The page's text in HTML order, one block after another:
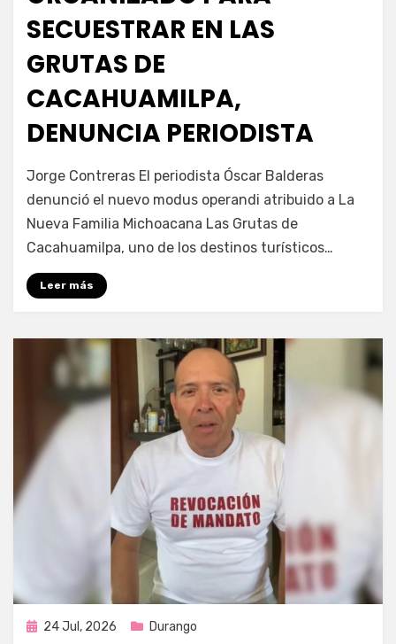
SECUESTRAR EN LAS
GRUTAS DE
CACAHUAMILPA,
DENUNCIA PERIODISTA
Fernando Miranda Servín
Jorge Contreras El periodista Óscar Balderas
denunció el nuevo modus operandi atribuido a La
Nueva Familia Michoacana Las Grutas de
Cacahuamilpa, uno de los destinos turísticos…
Leer más
Publicada
24 Jul, 2026 Durango